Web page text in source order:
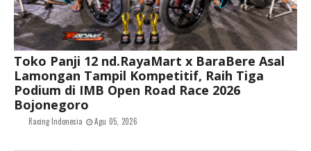
Toko Panji 12 nd.RayaMart x BaraBere Asal
Lamongan Tampil Kompetitif, Raih Tiga
Podium di IMB Open Road Race 2026
Bojonegoro
Racing Indonesia Agu 05, 2026